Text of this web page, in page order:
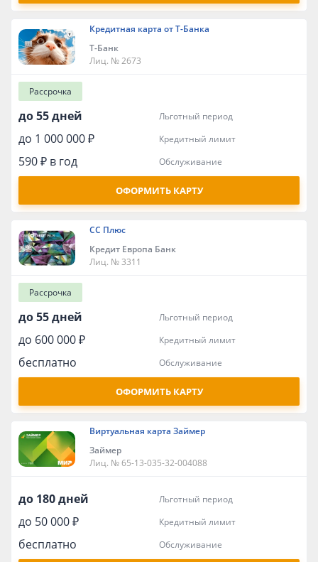
Кредитная карта от Т-Банка
Т-Банк
Лиц. № 2673
Рассрочка
до 55 дней льготный период
до 1 000 000 ₽ кредитный лимит
590 ₽ в год обслуживание
ОФОРМИТЬ КАРТУ
СС Плюс
Кредит Европа Банк
Лиц. № 3311
Рассрочка
до 55 дней льготный период
до 600 000 ₽ кредитный лимит
бесплатно обслуживание
ОФОРМИТЬ КАРТУ
Виртуальная карта Займер
Займер
Лиц. № 65-13-035-32-004088
до 180 дней льготный период
до 50 000 ₽ кредитный лимит
бесплатно обслуживание